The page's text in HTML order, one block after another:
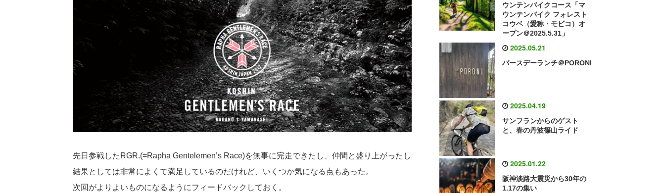
先日参戦したRGR.(=Rapha Gentelemen’s Race)を無事に完走できたし、仲間と盛り上がったし
結果としては非常によくて満足しているのだけれど、いくつか気になる点もあった。
次回がよりよいものになるようにフィードバックしておく。
ウンテンバイクコース「マ
ウンテンバイク フォレスト
コウベ（愛称・モビコ）オ
ープン＠2025.5.31」
2025.05.21
バースデーランチ＠PORONI
2025.04.19
サンフランからのゲスト
と、春の丹波篠山ライド
2025.01.22
阪神淡路大震災から30年の
1.17の集い